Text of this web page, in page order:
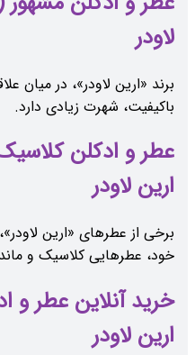
لاودر
برند «ارین لاودر»، در میان
باکیفیت، شهرت زیادی دارد.
ارین لاودر
برخی از عطرهای «ارین
خود، عطرهایی کلاسیک و
ارین لاودر